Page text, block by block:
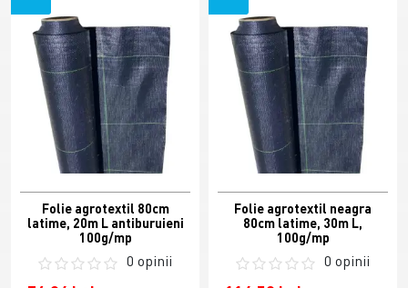
Folie agrotextil 80cm
latime, 20m L antiburuieni
100g/mp
0 opinii
Folie agrotextil neagra
80cm latime, 30m L,
100g/mp
0 opinii